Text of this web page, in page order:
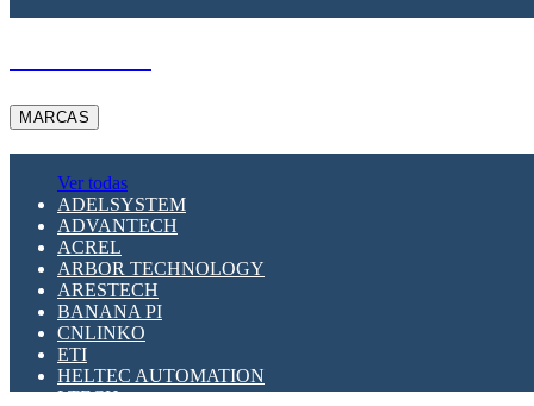
MARCAS
Ver todas
ADELSYSTEM
ADVANTECH
ACREL
ARBOR TECHNOLOGY
ARESTECH
BANANA PI
CNLINKO
ETI
HELTEC AUTOMATION
LTECH